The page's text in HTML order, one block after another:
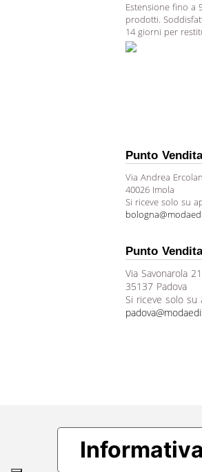
Estensione fino a
prodotti.
14 giorni per
Punto
Via Andrea
40026 Imola
Si riceve solo su
Punto
Via Savonarola
35137 Padova
Si riceve solo su